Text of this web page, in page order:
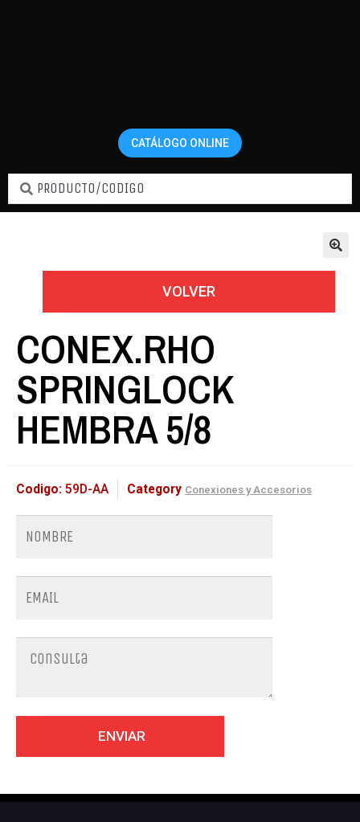
CATÁLOGO ONLINE
Home
Conexiones y Accesorios
CONEX.RHO SPRINGLOCK HEMBRA 5/8
VOLVER
CONEX.RHO
SPRINGLOCK
HEMBRA 5/8
Codigo: 59D-AA Category Conexiones y Accesorios